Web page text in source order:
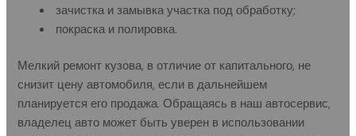
зачистка и замывка участка под обработку;
покраска и полировка.
Мелкий ремонт кузова, в отличие от капитального, не
снизит цену автомобиля, если в дальнейшем
планируется его продажа. Обращаясь в наш автосервис,
владелец авто может быть уверен в использовании